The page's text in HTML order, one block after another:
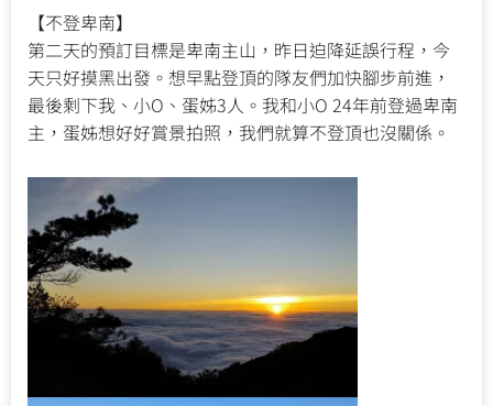
【不登卑南】
第二天的預訂目標是卑南主山，昨日迫降延誤行程，今
天只好摸黑出發。想早點登頂的隊友們加快腳步前進，
最後剩下我、小O、蛋姊3人。我和小O 24年前登過卑南
主，蛋姊想好好賞景拍照，我們就算不登頂也沒關係。